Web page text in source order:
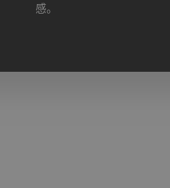
感。